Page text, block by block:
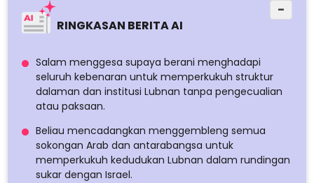
RINGKASAN BERITA AI
−
Salam menggesa supaya berani menghadapi
seluruh kebenaran untuk memperkukuh struktur
dalaman dan institusi Lubnan tanpa pengecualian
atau paksaan.
Beliau mencadangkan menggembleng semua
sokongan Arab dan antarabangsa untuk
memperkukuh kedudukan Lubnan dalam rundingan
sukar dengan Israel.